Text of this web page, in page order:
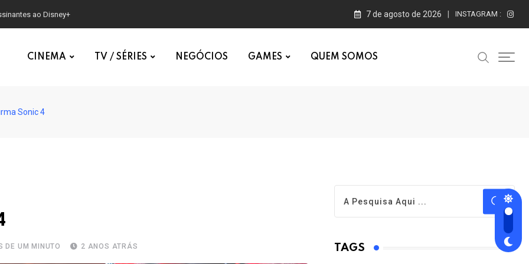
ao Disney+ 7 de agosto de 2026 INSTAGRAM :
CINEMA TV / SÉRIES NEGÓCIOS GAMES QUEM SOMOS
Sonic 4
DE UM MINUTO 2 ANOS ATRÁS TAGS